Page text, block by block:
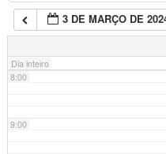
3 DE MARÇO DE
Dia inteiro
7:00
8:00
9:00